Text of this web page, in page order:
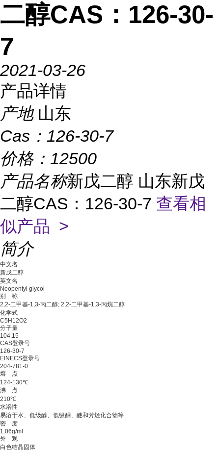
二醇CAS：126-30-
7
2021-03-26
产品详情
产地 山东
Cas： 126-30-7
价格： 12500
产品名称新戊二醇 山东新戊
二醇CAS：126-30-7 查看相
似产品 >
简介
中文名
新戊二醇
英文名
Neopentyl glycol
别 称
2,2-二甲基-1,3-丙二醇; 2,2-二甲基-1,3-丙烷二醇
化学式
C5H12O2
分子量
104.15
CAS登录号
126-30-7
EINECS登录号
204-781-0
熔 点
124-130℃
沸 点
210℃
水溶性
易溶于水、低级醇、低级酮、醚和芳烃化合物等
密 度
1.06g/ml
外 观
白色结晶固体